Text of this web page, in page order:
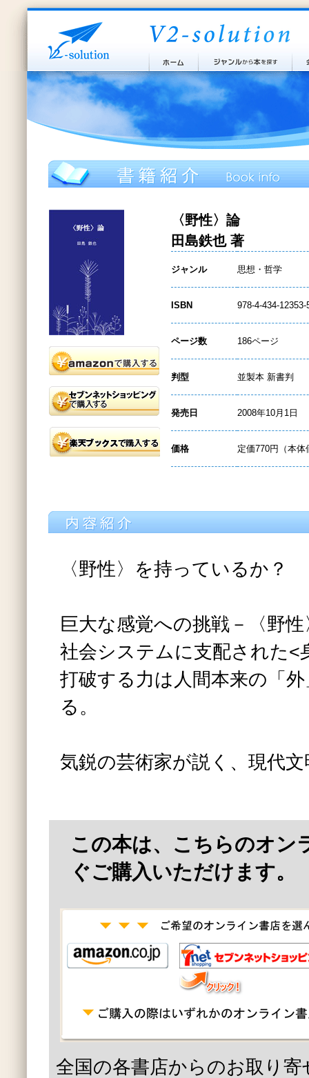
〈野性〉論
田島鉄也 著
ジャンル 思想・哲学
ISBN 978-4-434-12353-
ページ数 186ページ
判型 並製本 新書判
発売日 2008年10月1日
価格 定価770円（本体
〈野性〉を持っているか？
巨大な感覚への挑戦－〈野性
社会システムに支配された<
打破する力は人間本来の「
る。
気鋭の芸術家が説く、現代
この本は、こちらのオン
ぐご購入いただけます。
全国の各書店からのお取り